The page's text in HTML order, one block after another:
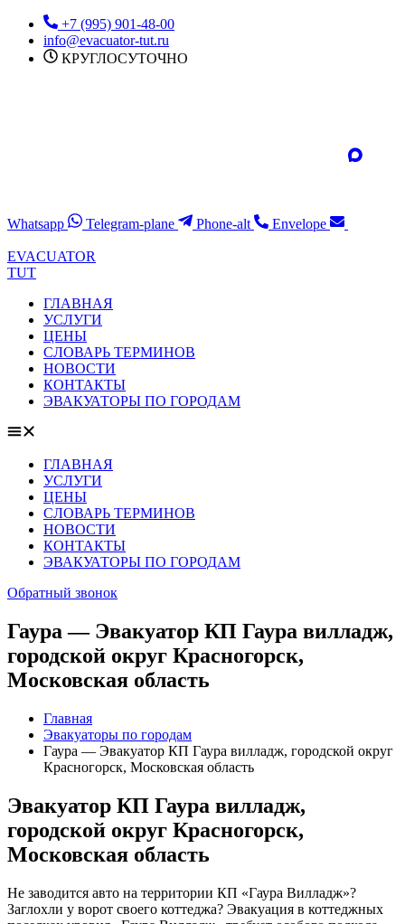
Перейти
содержимому
+7 (995) 901-48-00
info@evacuator-tut.ru
КРУГЛОСУТОЧНО
Whatsapp Telegram-plane Phone-alt Envelope
EVACUATOR
TUT
ГЛАВНАЯ
УСЛУГИ
ЦЕНЫ
СЛОВАРЬ ТЕРМИНОВ
НОВОСТИ
КОНТАКТЫ
ЭВАКУАТОРЫ ПО ГОРОДАМ
ГЛАВНАЯ
УСЛУГИ
ЦЕНЫ
СЛОВАРЬ ТЕРМИНОВ
НОВОСТИ
КОНТАКТЫ
ЭВАКУАТОРЫ ПО ГОРОДАМ
Обратный звонок
Гаура — Эвакуатор КП Гаура вилладж,
городской округ Красногорск,
Московская область
Главная
Эвакуаторы по городам
Гаура — Эвакуатор КП Гаура вилладж, городской округ
Красногорск, Московская область
Эвакуатор КП Гаура вилладж,
городской округ Красногорск,
Московская область
Не заводится авто на территории КП «Гаура Вилладж»?
Заглохли у ворот своего коттеджа? Эвакуация в коттеджных